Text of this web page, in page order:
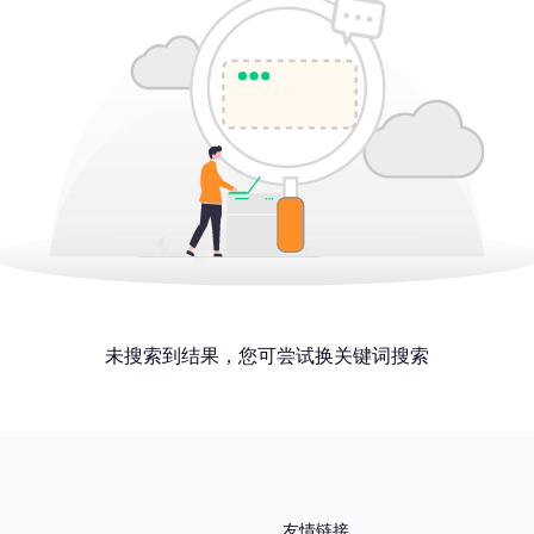
未搜索到结果，您可尝试换关键词搜索
友情链接